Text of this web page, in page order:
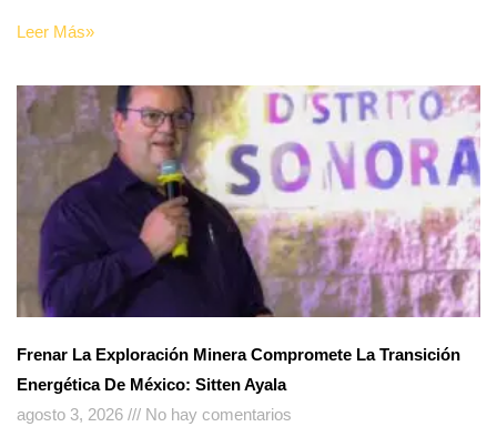
Leer Más»
Frenar La Exploración Minera Compromete La Transición
Energética De México: Sitten Ayala
agosto 3, 2026
No hay comentarios